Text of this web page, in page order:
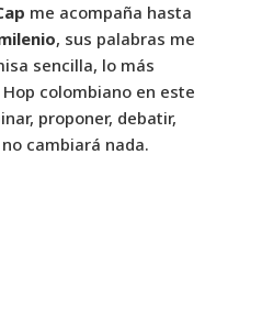
me acompaña hasta
, sus palabras me
sencilla, lo más
colombiano en este
proponer, debatir,
cambiará nada.